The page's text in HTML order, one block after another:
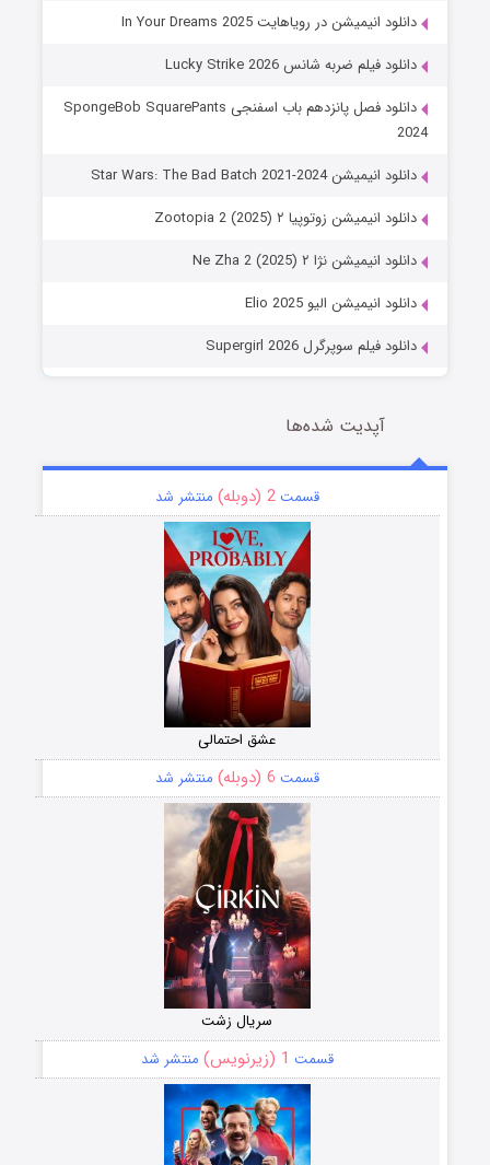
دانلود انیمیشن در رویاهایت In Your Dreams 2025
دانلود فیلم ضربه شانس Lucky Strike 2026
دانلود فصل پانزدهم باب اسفنجی SpongeBob SquarePants
2024
دانلود انیمیشن Star Wars: The Bad Batch 2021-2024
دانلود انیمیشن زوتوپیا ۲ Zootopia 2 (2025)
دانلود انیمیشن نژا ۲ Ne Zha 2 (2025)
دانلود انیمیشن الیو Elio 2025
دانلود فیلم سوپرگرل Supergirl 2026
آپدیت شده‌ها
قسمت2 (دوبله) منتشر شد
عشق احتمالی
قسمت 6 (دوبله) منتشر شد
سریال زشت
قسمت 1 (زیرنویس) منتشر شد